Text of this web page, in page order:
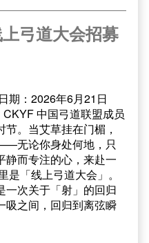
弓道大会招募
期：2026年6月21日
CKYF 中国弓道联盟成员
。当艾草挂在门楣，
无论你身处何地，只
静而专注的心，来赴一
「线上弓道大会」。
一次关于「射」的回归
之间，回归到离弦瞬